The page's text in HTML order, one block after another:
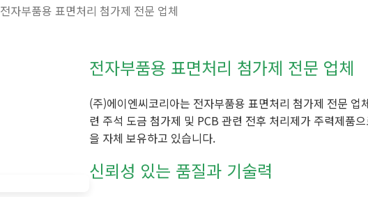
전자부품용 표면처리 첨가제 전문 업체
전자부품용 표면처리 첨가제 전문 업체
(주)에이엔씨코리아는 전자부품용 표면처리 첨가제 전문 업
련 주석 도금 첨가제 및 PCB 관련 전후 처리제가 주력제품
을 자체 보유하고 있습니다.
신뢰성 있는 품질과 기술력